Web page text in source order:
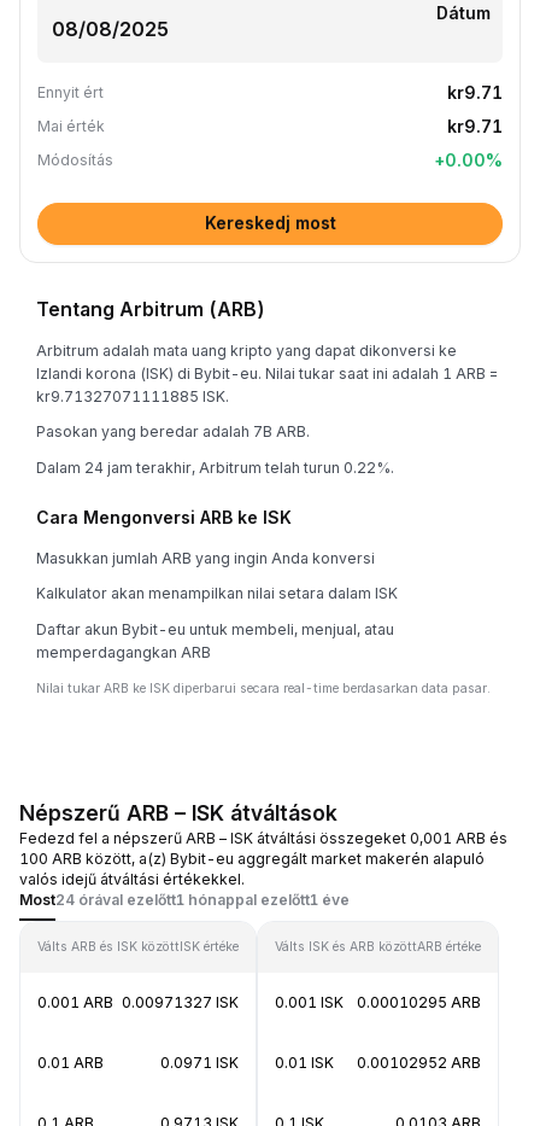
Dátum
Ennyit ért kr9.71
Mai érték kr9.71
Módosítás +0.00%
Kereskedj most
Tentang Arbitrum (ARB)
Arbitrum adalah mata uang kripto yang dapat dikonversi ke
Izlandi korona (ISK) di Bybit-eu. Nilai tukar saat ini adalah 1 ARB =
kr9.71327071111885 ISK.
Pasokan yang beredar adalah 7B ARB.
Dalam 24 jam terakhir, Arbitrum telah turun 0.22%.
Cara Mengonversi ARB ke ISK
Masukkan jumlah ARB yang ingin Anda konversi
Kalkulator akan menampilkan nilai setara dalam ISK
Daftar akun Bybit-eu untuk membeli, menjual, atau
memperdagangkan ARB
Nilai tukar ARB ke ISK diperbarui secara real-time berdasarkan data pasar.
Népszerű ARB – ISK átváltások
Fedezd fel a népszerű ARB – ISK átváltási összegeket 0,001 ARB és
100 ARB között, a(z) Bybit-eu aggregált market makerén alapuló
valós idejű átváltási értékekkel.
Most24 órával ezelőtt1 hónappal ezelőtt1 éve
Válts ARB és ISK közöttISK értéke
0.001 ARB 0.00971327 ISK
0.01 ARB 0.0971 ISK
0.1 ARB 0.9713 ISK
Válts ISK és ARB közöttARB értéke
0.001 ISK 0.00010295 ARB
0.01 ISK 0.00102952 ARB
0.1 ISK 0.0103 ARB